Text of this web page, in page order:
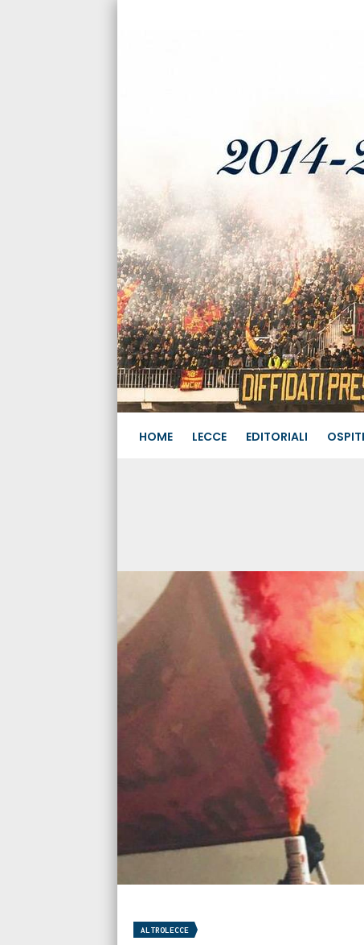
HOME LECCE EDITORIALI OSPITI
ALTROLECCE